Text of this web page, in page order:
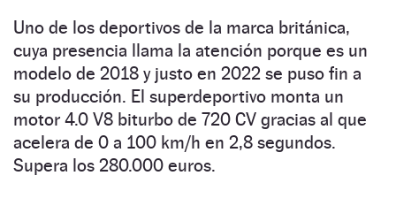
Uno de los deportivos de la marca británica,
cuya presencia llama la atención porque es un
modelo de 2018 y justo en 2022 se puso fin a
su producción. El superdeportivo monta un
motor 4.0 V8 biturbo de 720 CV gracias al que
acelera de 0 a 100 km/h en 2,8 segundos.
Supera los 280.000 euros.